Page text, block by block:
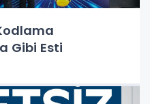
Gibi Esti